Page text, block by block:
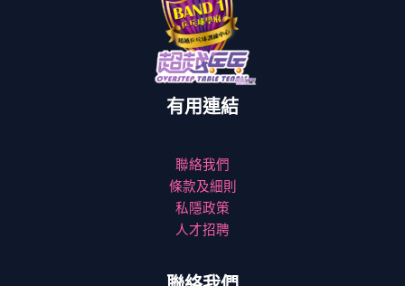
有用連結
聯絡我們
條款及細則
私隱政策
人才招聘